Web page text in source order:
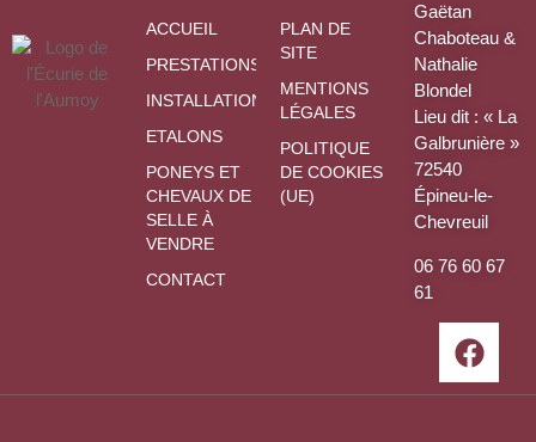
ACCUEIL
PRESTATIONS
INSTALLATIONS
ETALONS
PONEYS ET
CHEVAUX DE
SELLE À
VENDRE
CONTACT
PLAN DE
SITE
MENTIONS
LÉGALES
POLITIQUE
DE COOKIES
(UE)
Gaëtan
Chaboteau &
Nathalie
Blondel
Lieu dit : « La
Galbrunière »
72540
Épineu-le-
Chevreuil
06 76 60 67
61